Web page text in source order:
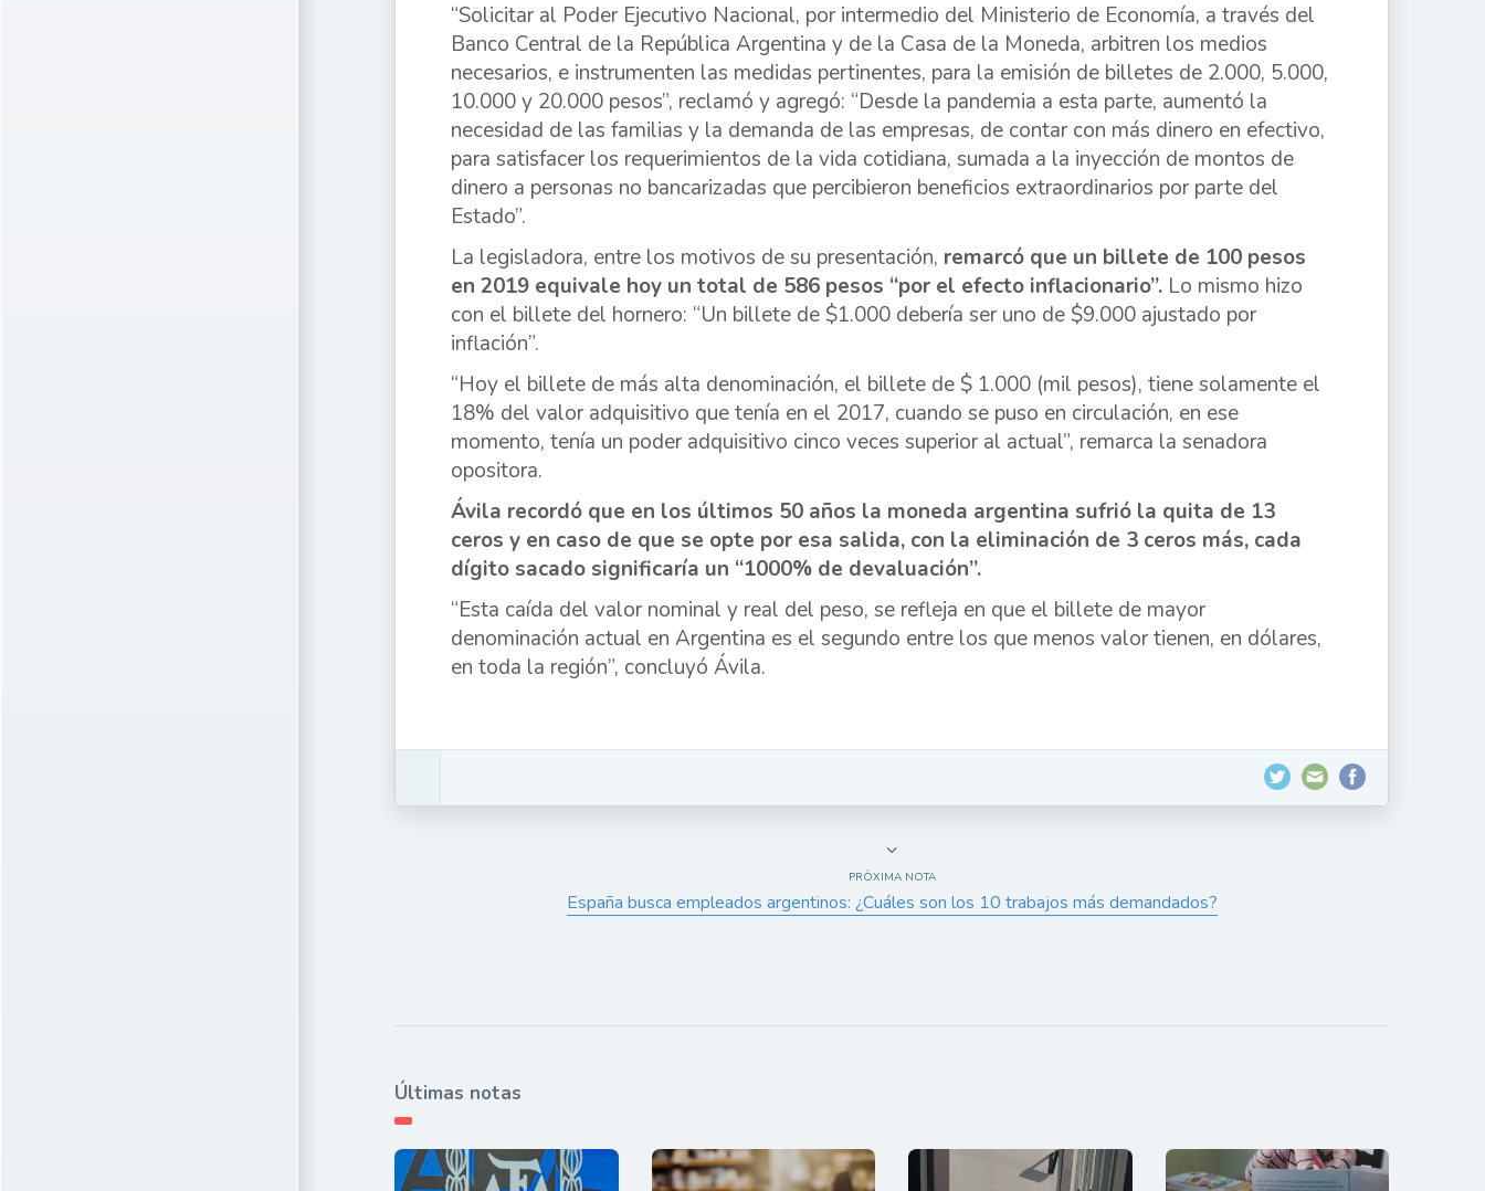
“Solicitar al Poder Ejecutivo Nacional, por intermedio del Ministerio de Economía, a través del
Banco Central de la República Argentina y de la Casa de la Moneda, arbitren los medios
necesarios, e instrumenten las medidas pertinentes, para la emisión de billetes de 2.000, 5.000,
10.000 y 20.000 pesos”, reclamó y agregó: “Desde la pandemia a esta parte, aumentó la
necesidad de las familias y la demanda de las empresas, de contar con más dinero en efectivo,
para satisfacer los requerimientos de la vida cotidiana, sumada a la inyección de montos de
dinero a personas no bancarizadas que percibieron beneficios extraordinarios por parte del
Estado”.
La legisladora, entre los motivos de su presentación, remarcó que un billete de 100 pesos
en 2019 equivale hoy un total de 586 pesos “por el efecto inflacionario”. Lo mismo hizo
con el billete del hornero: “Un billete de $1.000 debería ser uno de $9.000 ajustado por
inflación”.
“Hoy el billete de más alta denominación, el billete de $ 1.000 (mil pesos), tiene solamente el
18% del valor adquisitivo que tenía en el 2017, cuando se puso en circulación, en ese
momento, tenía un poder adquisitivo cinco veces superior al actual”, remarca la senadora
opositora.
Ávila recordó que en los últimos 50 años la moneda argentina sufrió la quita de 13
ceros y en caso de que se opte por esa salida, con la eliminación de 3 ceros más, cada
dígito sacado significaría un “1000% de devaluación”.
“Esta caída del valor nominal y real del peso, se refleja en que el billete de mayor
denominación actual en Argentina es el segundo entre los que menos valor tienen, en dólares,
en toda la región”, concluyó Ávila.
PRÓXIMA NOTA
España busca empleados argentinos: ¿Cuáles son los 10 trabajos más demandados?
Últimas notas